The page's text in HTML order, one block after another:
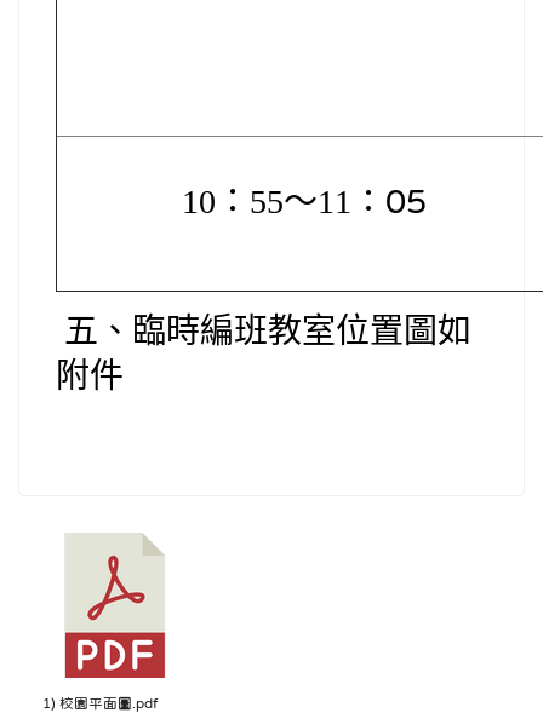
10 ：55～11 ：05
五、 臨時編班教室位置圖如
附件
1) 校園平面圖.pdf